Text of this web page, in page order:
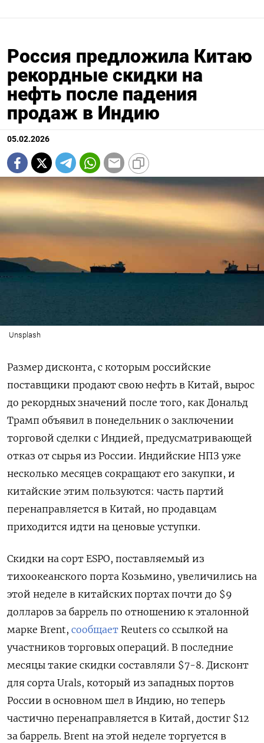
Россия предложила Китаю
рекордные скидки на
нефть после падения
продаж в Индию
05.02.2026
Unsplash
Размер дисконта, с которым российские
поставщики продают свою нефть в Китай, вырос
до рекордных значений после того, как Дональд
Трамп объявил в понедельник о заключении
торговой сделки с Индией, предусматривающей
отказ от сырья из России. Индийские НПЗ уже
несколько месяцев сокращают его закупки, и
китайские этим пользуются: часть партий
перенаправляется в Китай, но продавцам
приходится идти на ценовые уступки.
Скидки на сорт ESPO, поставляемый из
тихоокеанского порта Козьмино, увеличились на
этой неделе в китайских портах почти до $9
долларов за баррель по отношению к эталонной
марке Brent, сообщает Reuters со ссылкой на
участников торговых операций. В последние
месяцы такие скидки составляли $7-8. Дисконт
для сорта Urals, который из западных портов
России в основном шел в Индию, но теперь
частично перенаправляется в Китай, достиг $12
за баррель. Brent на этой неделе торгуется в